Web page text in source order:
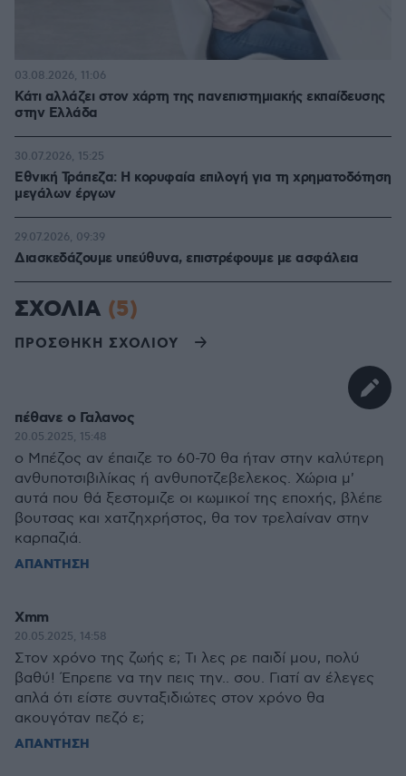
Κάτι αλλάζει στον χάρτη της πανεπιστημιακής εκπαίδευσης
στην Ελλάδα
03.08.2026, 11:06
Εθνική Τράπεζα: Η κορυφαία επιλογή για τη χρηματοδότηση
μεγάλων έργων
30.07.2026, 15:25
Διασκεδάζουμε υπεύθυνα, επιστρέφουμε με ασφάλεια
29.07.2026, 09:39
ΣΧΟΛΙΑ (5)
ΠΡΟΣΘΗΚΗ ΣΧΟΛΙΟΥ
πέθανε ο Γαλανος
20.05.2025, 15:48
ο Μπέζος αν έπαιζε το 60-70 θα ήταν στην καλύτερη
ανθυποτσιβιλίκας ή ανθυποτζεβελεκος. Χώρια μ'
αυτά που θά ξεστομιζε οι κωμικοί της εποχής, βλέπε
βουτσας και χατζηχρήστος, θα τον τρελαίναν στην
καρπαζιά.
ΑΠΑΝΤΗΣΗ
Xmm
20.05.2025, 14:58
Στον χρόνο της ζωής ε; Τι λες ρε παιδί μου, πολύ
βαθύ! Έπρεπε να την πεις την.. σου. Γιατί αν έλεγες
απλά ότι είστε συνταξιδιώτες στον χρόνο θα
ακουγόταν πεζό ε;
ΑΠΑΝΤΗΣΗ